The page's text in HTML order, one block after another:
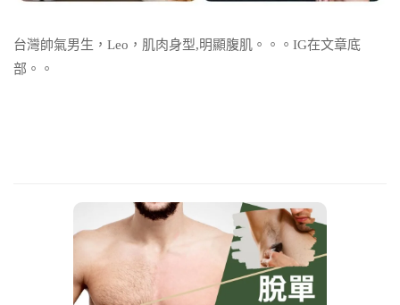
台灣帥氣男生，Leo，肌肉身型,明顯腹肌。。。IG在文章底
部。。